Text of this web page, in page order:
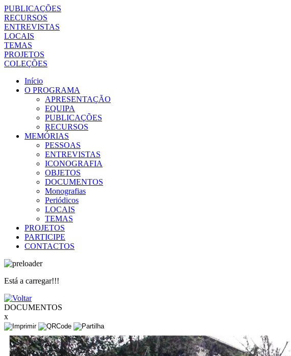
PUBLICAÇÕES
RECURSOS
ENTREVISTAS
LOCAIS
TEMAS
PROJETOS
COLEÇÕES
Início
O PROGRAMA
APRESENTAÇÃO
EQUIPA
PUBLICAÇÕES
RECURSOS
MEMÓRIAS
PESSOAS
ENTREVISTAS
ICONOGRAFIA
OBJETOS
DOCUMENTOS
Monografias
Periódicos
LOCAIS
TEMAS
PROJETOS
PARTICIPE
CONTACTOS
Está a carregar!!!
DOCUMENTOS
x